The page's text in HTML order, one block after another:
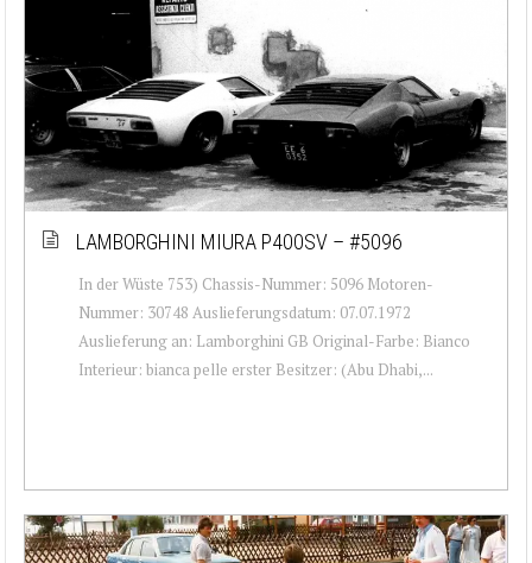
LAMBORGHINI MIURA P400SV – #5096
In der Wüste 753) Chassis-Nummer: 5096 Motoren-
Nummer: 30748 Auslieferungsdatum: 07.07.1972
Auslieferung an: Lamborghini GB Original-Farbe: Bianco
Interieur: bianca pelle erster Besitzer: (Abu Dhabi,...